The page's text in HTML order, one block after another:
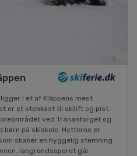
i et af Kläppens mest
er et stenkast til skilift og pist.
ved Tranantorget og
på skiskole. Hytterne er
skaber en hyggelig stemning
langrendssporet går